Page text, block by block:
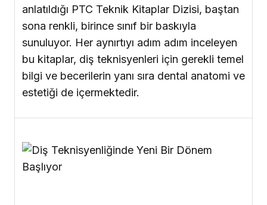
anlatıldığı PTC Teknik Kitaplar Dizisi, baştan
sona renkli, birince sınıf bir baskıyla
sunuluyor. Her aynırtıyı adım adım inceleyen
bu kitaplar, diş teknisyenleri için gerekli temel
bilgi ve becerilerin yanı sıra dental anatomi ve
estetiği de içermektedir.